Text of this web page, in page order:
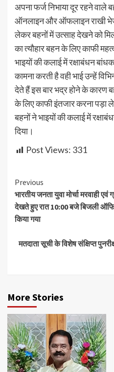
अपना फर्ज निभाया दूर रहने वाले
ऑनलाइन और ऑफलाइन राखी भेजी
लेकर बहनों में उत्साह देखने को
का त्यौहार बहन के लिए काफी
भाइयों की कलाई में रक्षाबंधन
कामना करती है वही भाई उन्हें
देते हैं इस बार भद्र होने के कारण
के लिए काफी इंतजार करना
बहनों ने भाइयों की कलाई में
दिया।
Post Views: 331
Continue
Reading
Previous
भारतीय जनता युवा मोर्चा मरवाही एवं
देखते हुए रात 10:00 बजे बिजली
किया गया
मतदाता सूची के विशेष संक्षिप्त
More Stories